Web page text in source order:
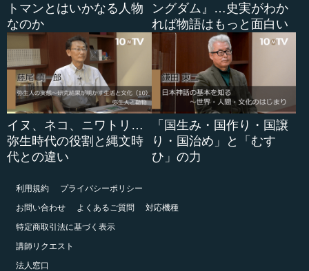
トマンとはいかなる人物
なのか
ングダム』…史実がわか
れば物語はもっと面白い
イヌ、ネコ、ニワトリ…
弥生時代の役割と縄文時
代との違い
「国生み・国作り・国譲
り・国治め」と「むす
ひ」の力
利用規約
プライバシーポリシー
お問い合わせ
よくあるご質問
対応機種
特定商取引法に基づく表示
講師リクエスト
法人窓口